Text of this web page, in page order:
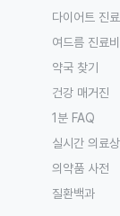
다이어트 진
여드름 진료비
약국 찾기
건강 매거진
1분 FAQ
실시간 의료
의약품 사전
질환백과